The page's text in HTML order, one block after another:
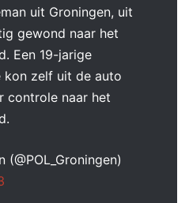
uit Groningen, uit
gewond naar het
Een 19-jarige
kon zelf uit de auto
controle naar het